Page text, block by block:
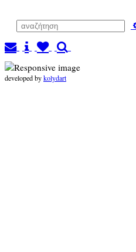
developed bykolydart